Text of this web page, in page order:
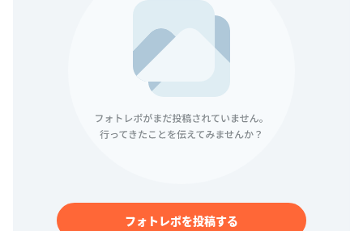
フォトレポを投稿する